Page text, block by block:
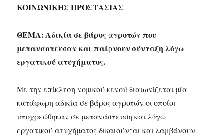
ΚΟΙΝΩΝΙΚΗΣ ΠΡΟΣΤΑΣΙΑΣ
ΘΕΜΑ: Αδικία σε βάρος αγροτών που
μετανάστευσαν και παίρνουν σύνταξη λόγω
εργατικού ατυχήματος.
Με την επίκληση νομικού κενού διαιωνίζεται μία
κατάφωρη αδικία σε βάρος αγροτών οι οποίοι
υποχρεώθηκαν σε μετανάστευση και λόγω
εργατικού ατυχήματος δικαιούνται και λαμβάνουν